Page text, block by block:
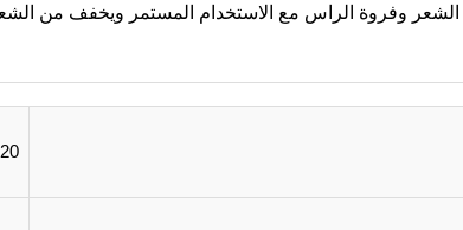
وفروة الراس مع الاستخدام المستمر ويخفف من الشعور